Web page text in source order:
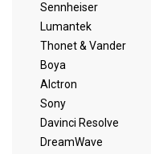
Sennheiser
Lumantek
Thonet & Vander
Boya
Alctron
Sony
Davinci Resolve
DreamWave